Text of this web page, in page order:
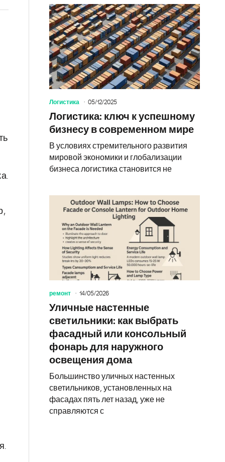
Логистика 05/12/2025
Логистика: ключ к успешному
бизнесу в современном мире
В условиях стремительного развития
мировой экономики и глобализации
бизнеса логистика становится не
ремонт 14/05/2026
Уличные настенные
светильники: как выбрать
фасадный или консольный
фонарь для наружного
освещения дома
Большинство уличных настенных
светильников, установленных на
фасадах пять лет назад, уже не
справляются с